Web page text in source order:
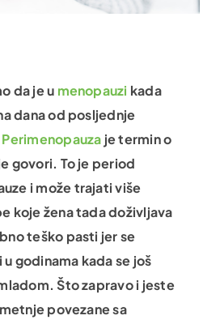
da je u menopauzi kada
dana od posljednje
Perimenopauza je termin o
govori. To je period
i može trajati više
koje žena tada doživljava
teško pasti jer se
godinama kada se još
Što zapravo i jeste
povezane sa